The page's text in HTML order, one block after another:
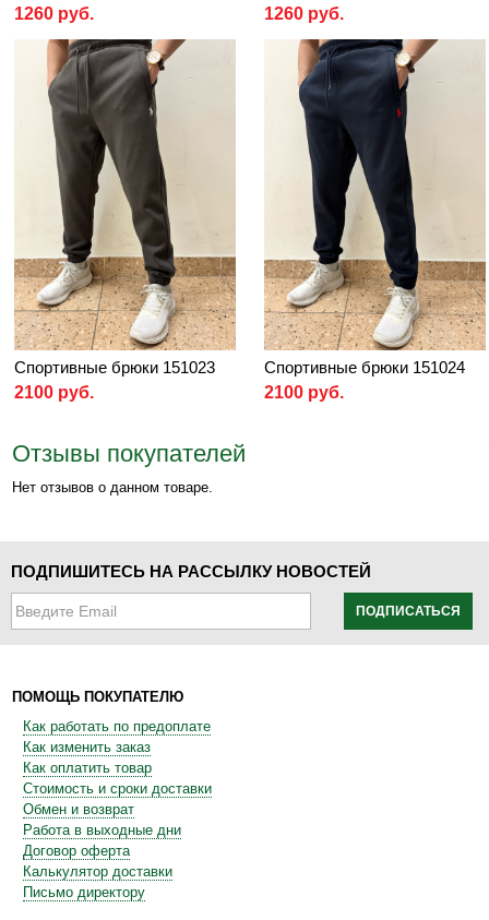
1260 руб.
1260 руб.
Спортивные брюки 151023
2100 руб.
Спортивные брюки 151024
2100 руб.
Отзывы покупателей
Нет отзывов о данном товаре.
ПОДПИШИТЕСЬ НА РАССЫЛКУ НОВОСТЕЙ
ПОДПИСАТЬСЯ
ПОМОЩЬ ПОКУПАТЕЛЮ
Как работать по предоплате
Как изменить заказ
Как оплатить товар
Стоимость и сроки доставки
Обмен и возврат
Работа в выходные дни
Договор оферта
Калькулятор доставки
Письмо директору